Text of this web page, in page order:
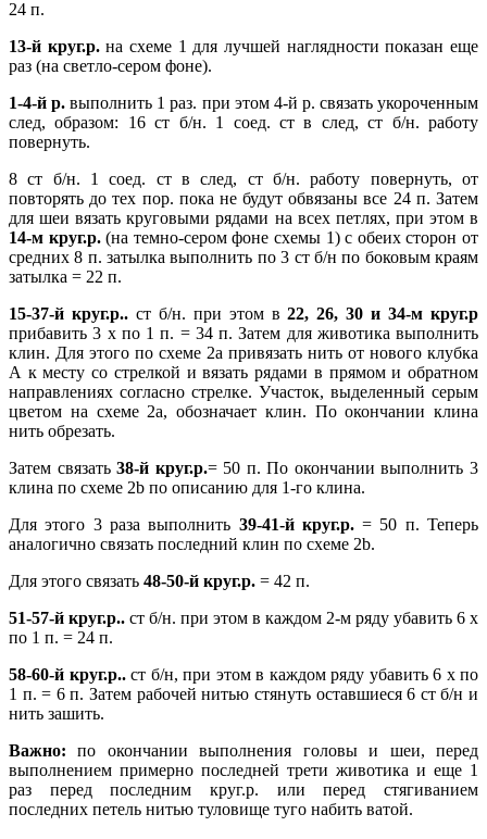
24 п.
13-й круг.р.на схеме 1 для лучшей наглядности показан еще
раз (на светло-сером фоне).
1-4-й р. выполнить 1 раз. при этом 4-й р. связать укороченным
след, образом: 16 ст б/н. 1 соед. ст в след, ст б/н. работу
повернуть.
8 ст б/н. 1 соед. ст в след, ст б/н. работу повернуть, от
повторять до тех пор. пока не будут обвязаны все 24 п. Затем
для шеи вязать круговыми рядами на всех петлях, при этом в
14-м круг.р.(на темно-сером фоне схемы 1) с обеих сторон от
средних 8 п. затылка выполнить по 3 ст б/н по боковым краям
затылка = 22 п.
15-37-й круг.р..ст б/н. при этом в 22, 26, 30 и 34-м круг.р
прибавить 3 х по 1 п. = 34 п. Затем для животика выполнить
клин. Для этого по схеме 2а привязать нить от нового клубка
А к месту со стрелкой и вязать рядами в прямом и обратном
направлениях согласно стрелке. Участок, выделенный серым
цветом на схеме 2а, обозначает клин. По окончании клина
нить обрезать.
Затем связать38-й круг.р.= 50 п. По окончании выполнить 3
клина по схеме 2b по описанию для 1-го клина.
Для этого 3 раза выполнить 39-41-й круг.р.= 50 п. Теперь
аналогично связать последний клин по схеме 2b.
Для этого связать 48-50-й круг.р. = 42 п.
51-57-й круг.р.. ст б/н. при этом в каждом 2-м ряду убавить 6 х
по 1 п. = 24 п.
58-60-й круг.р..ст б/н, при этом в каждом ряду убавить 6 х по
1 п. = 6 п. Затем рабочей нитью стянуть оставшиеся 6 ст б/н и
нить зашить.
Важно: по окончании выполнения головы и шеи, перед
выполнением примерно последней трети животика и еще 1
раз перед последним круг.р. или перед стягиванием
последних петель нитью туловище туго набить ватой.